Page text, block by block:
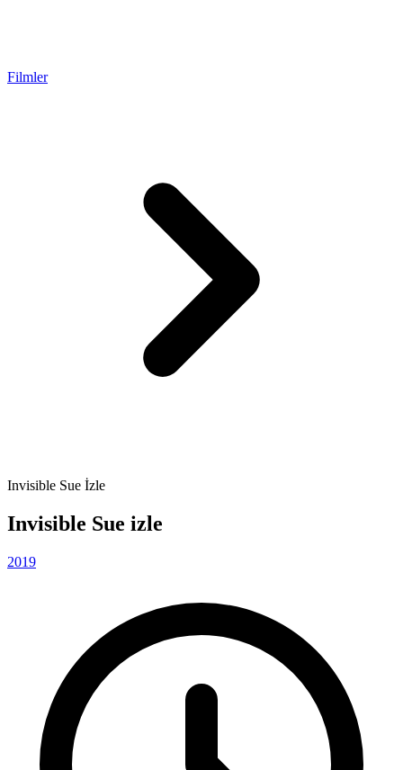
Filmler
Invisible Sue İzle
Invisible Sue izle
2019